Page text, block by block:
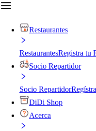
Restaurantes
RestaurantesRegistra tu
Socio Repartidor
Socio Repartidor
DiDi Shop
Acerca